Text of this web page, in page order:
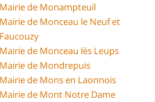
Mairie de Monampteuil
Mairie de Monceau le Neuf et
Faucouzy
Mairie de Monceau lès Leups
Mairie de Mondrepuis
Mairie de Mons en Laonnois
Mairie de Mont Notre Dame